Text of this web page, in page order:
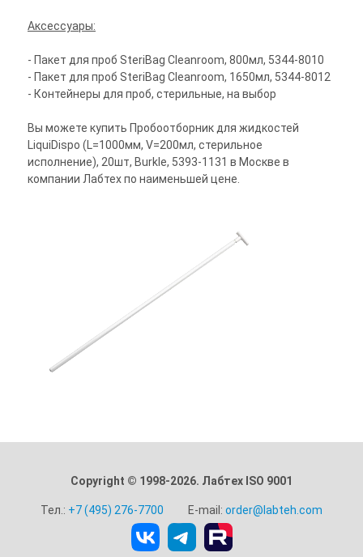
Аксессуары:
- Пакет для проб SteriBag Cleanroom, 800мл, 5344-8010
- Пакет для проб SteriBag Cleanroom, 1650мл, 5344-8012
- Контейнеры для проб, стерильные, на выбор
Вы можете купить Пробоотборник для жидкостей
LiquiDispo (L=1000мм, V=200мл, стерильное
исполнение), 20шт, Burkle, 5393-1131 в Москве в
компании Лабтех по наименьшей цене.
Copyright © 1998-2026. Лабтех ISO 9001
Тел.: +7 (495) 276-7700 E-mail: order@labteh.com